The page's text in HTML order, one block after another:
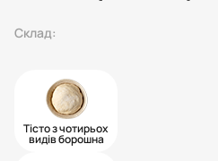
Склад:
Тісто з чотирьох
видів борошна